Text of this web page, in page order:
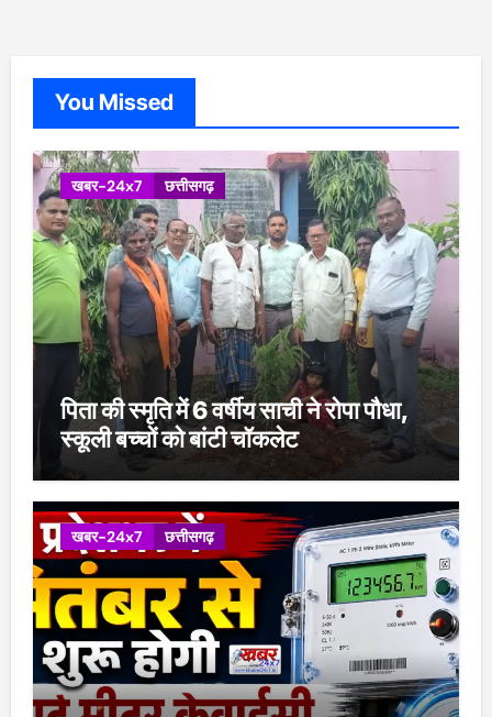
You Missed
खबर-24x7 छत्तीसगढ़
पिता की स्मृति में 6 वर्षीय साची ने रोपा पौधा,
स्कूली बच्चों को बांटी चॉकलेट
खबर-24x7 छत्तीसगढ़